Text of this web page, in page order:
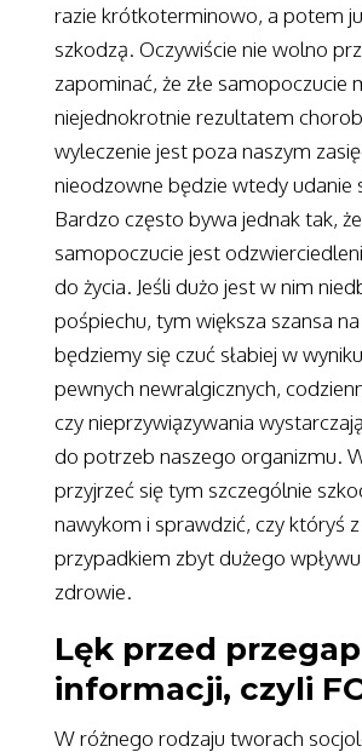
razie krótkoterminowo, a potem
szkodzą. Oczywiście nie wolno
zapominać, że złe samopoczucie
niejednokrotnie rezultatem
wyleczenie jest poza naszym
nieodzowne będzie wtedy udanie
Bardzo często bywa jednak tak,
samopoczucie jest
do życia. Jeśli dużo jest w nim
pośpiechu, tym większa szansa
będziemy się czuć słabiej w
pewnych newralgicznych,
czy nieprzywiązywania
do potrzeb naszego organizmu.
przyjrzeć się tym szczególnie
nawykom i sprawdzić, czy któryś
przypadkiem zbyt dużego
zdrowie.
Lęk przed
informacji, czyli
W różnego rodzaju tworach